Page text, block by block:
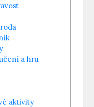
a hru
aktivity